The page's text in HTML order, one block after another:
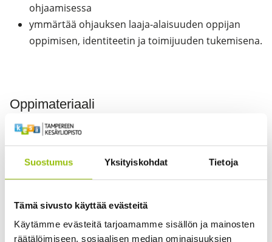
Suostumus Yksityiskohdat Tietoja
Tämä sivusto käyttää evästeitä
Käytämme evästeitä tarjoamamme sisällön ja mainosten
räätälöimiseen, sosiaalisen median ominaisuuksien
ohjaamisessa
ymmärtää ohjauksen laaja-alaisuuden oppijan
oppimisen, identiteetin ja toimijuuden tukemisena.
Oppimateriaali
1. Koivula, M., Siippainen, A. & Eerola-Pennanen, P.
(toim.). (2022). Valloittava varhaiskasvatus - Oppimista,
osallisuutta ja hyvinvointia. Vastapaino.
2. Lonka, K. (2015 tai uudemmat). Oivaltava oppiminen.
3. Pulkkinen, L., Ahonen, T. & Ruoppila, I. (toim.). (2023).
Ihmisen psykologinen kehitys. (10. uudistettu painos).